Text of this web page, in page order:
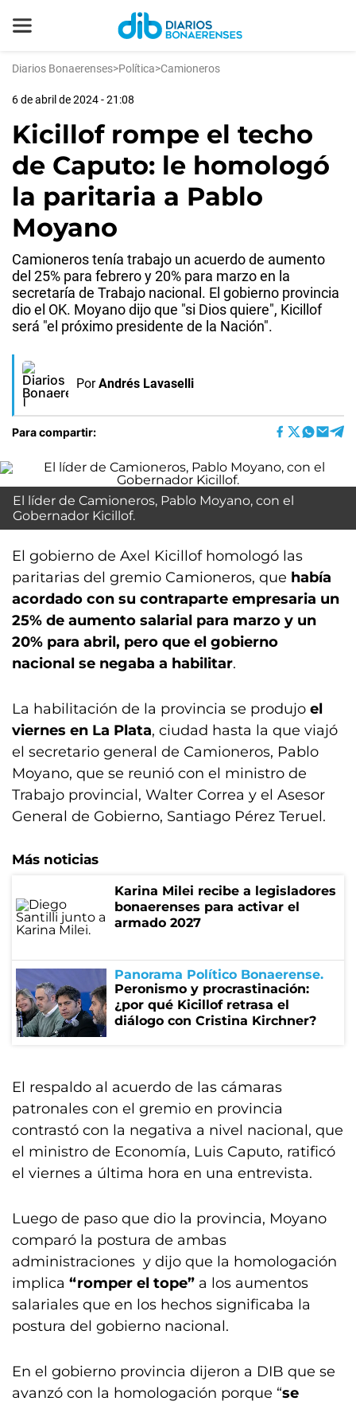
Diarios Bonaerenses>Política>Camioneros
6 de abril de 2024 - 21:08
Kicillof rompe el techo
de Caputo: le homologó
la paritaria a Pablo
Moyano
Camioneros tenía trabajo un acuerdo de aumento
del 25% para febrero y 20% para marzo en la
secretaría de Trabajo nacional. El gobierno provincia
dio el OK. Moyano dijo que "si Dios quiere", Kicillof
será "el próximo presidente de la Nación".
Por Andrés Lavaselli
Para compartir:
El líder de Camioneros, Pablo Moyano, con el
Gobernador Kicillof.
El gobierno de Axel Kicillof homologó las
paritarias del gremio Camioneros, que había
acordado con su contraparte empresaria un
25% de aumento salarial para marzo y un
20% para abril, pero que el gobierno
nacional se negaba a habilitar.
La habilitación de la provincia se produjo el
viernes en La Plata, ciudad hasta la que viajó
el secretario general de Camioneros, Pablo
Moyano, que se reunió con el ministro de
Trabajo provincial, Walter Correa y el Asesor
General de Gobierno, Santiago Pérez Teruel.
Más noticias
Karina Milei recibe a legisladores
bonaerenses para activar el
armado 2027
Panorama Político Bonaerense
Peronismo y procrastinación:
¿por qué Kicillof retrasa el
diálogo con Cristina Kirchner?
El respaldo al acuerdo de las cámaras
patronales con el gremio en provincia
contrastó con la negativa a nivel nacional, que
el ministro de Economía, Luis Caputo, ratificó
el viernes a última hora en una entrevista.
Luego de paso que dio la provincia, Moyano
comparó la postura de ambas
administraciones y dijo que la homologación
implica “romper el tope” a los aumentos
salariales que en los hechos significaba la
postura del gobierno nacional.
En el gobierno provincia dijeron a DIB que se
avanzó con la homologación porque “se